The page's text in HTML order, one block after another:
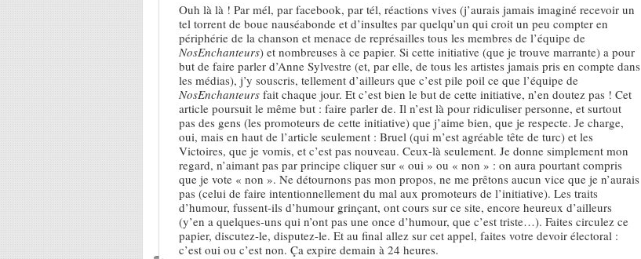
Ouh là là ! Par mél, par facebook, par tél, réactions vives (j’aurais jamais imaginé recevoir un
tel torrent de boue nauséabonde et d’insultes par quelqu’un qui croit un peu compter en
périphérie de la chanson et menace de représailles tous les membres de l’équipe de
NosEnchanteurs) et nombreuses à ce papier. Si cette initiative (que je trouve marrante) a pour
but de faire parler d’Anne Sylvestre (et, par elle, de tous les artistes jamais pris en compte dans
les médias), j’y souscris, tellement d’ailleurs que c’est pile poil ce que l’équipe de
NosEnchanteurs fait chaque jour. Et c’est bien le but de cette initiative, n’en doutez pas ! Cet
article poursuit le même but : faire parler de. Il n’est là pour ridiculiser personne, et surtout
pas des gens (les promoteurs de cette initiative) que j’aime bien, que je respecte. Je charge,
oui, mais en haut de l’article seulement : Bruel (qui m’est agréable tête de turc) et les
Victoires, que je vomis, et c’est pas nouveau. Ceux-là seulement. Je donne simplement mon
regard, n’aimant pas par principe cliquer sur « oui » ou « non » : on aura pourtant compris
que je vote « non ». Ne détournons pas mon propos, ne me prêtons aucun vice que je n’aurais
pas (celui de faire intentionnellement du mal aux promoteurs de l’initiative). Les traits
d’humour, fussent-ils d’humour grinçant, ont cours sur ce site, encore heureux d’ailleurs
(y’en a quelques-uns qui n’ont pas une once d’humour, que c’est triste…). Faites circulez ce
papier, discutez-le, disputez-le. Et au final allez sur cet appel, faites votre devoir électoral :
c’est oui ou c’est non. Ça expire demain à 24 heures.